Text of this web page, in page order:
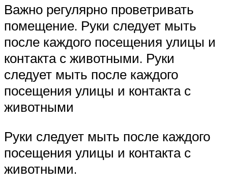
Важно регулярно проветривать
помещение. Руки следует мыть
после каждого посещения улицы и
контакта с животными. Руки
следует мыть после каждого
посещения улицы и контакта с
животными
Руки следует мыть после каждого
посещения улицы и контакта с
животными.